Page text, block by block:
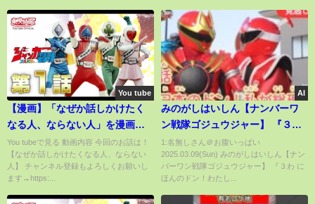
You tube
【漫画】「なぜか話しかけたく
なる人、ならない人」を漫画で
解説してみた【マンガ動画】
You tubeで見る 動画内容 今回のお話は！
【なぜか話しかけたくなる人、ならない
人】 チャンネル登録もよろしくお願いし
ます→https:...
AI
みのがしはいしん【ナンバーワ
ン戦隊ゴジュウジャー】 『３わ
にほんのドン！わたしがそう
り！』[公式]
1:名無しさん＠お腹いっぱい
2025.03.09(Sun) みのがしはいしん【ナン
バーワン戦隊ゴジュウジャー】 『３わ に
ほんのドン！わたし...